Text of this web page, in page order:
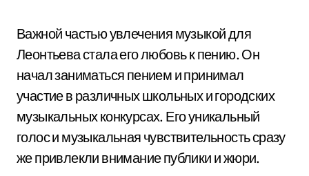
Важной частью увлечения музыкой для
Леонтьева стала его любовь к пению. Он
начал заниматься пением и принимал
участие в различных школьных и городских
музыкальных конкурсах. Его уникальный
голос и музыкальная чувствительность сразу
же привлекли внимание публики и жюри.